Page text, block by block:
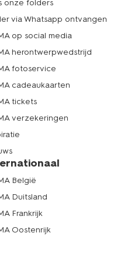
onze folders
via Whatsapp ontvangen
op social media
herontwerpwedstrijd
fotoservice
cadeaukaarten
tickets
verzekeringen
België
Duitsland
Frankrijk
Oostenrijk